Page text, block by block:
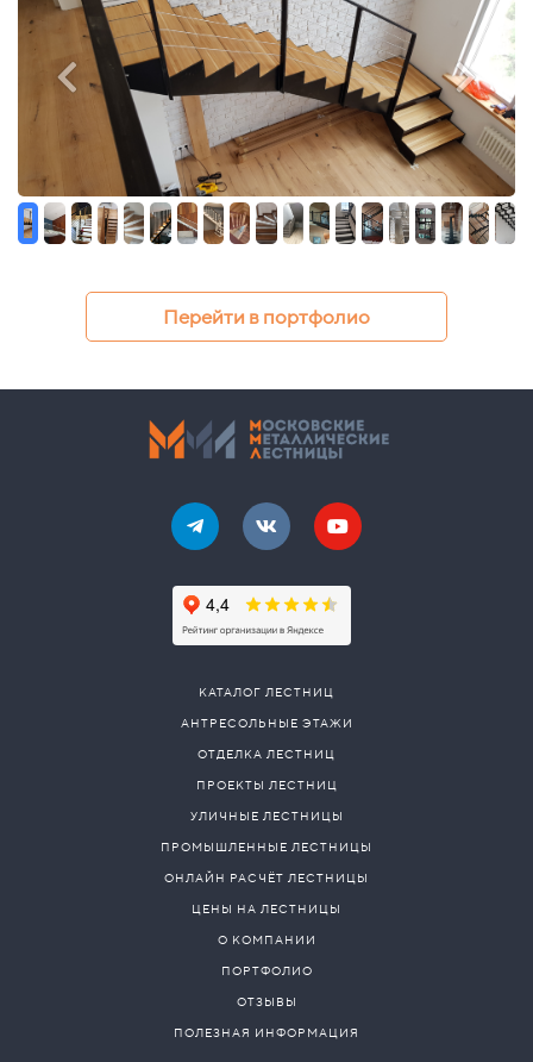
Перейти в портфолио
КАТАЛОГ ЛЕСТНИЦ
АНТРЕСОЛЬНЫЕ ЭТАЖИ
ОТДЕЛКА ЛЕСТНИЦ
ПРОЕКТЫ ЛЕСТНИЦ
УЛИЧНЫЕ ЛЕСТНИЦЫ
ПРОМЫШЛЕННЫЕ ЛЕСТНИЦЫ
ОНЛАЙН РАСЧЁТ ЛЕСТНИЦЫ
ЦЕНЫ НА ЛЕСТНИЦЫ
О КОМПАНИИ
ПОРТФОЛИО
ОТЗЫВЫ
ПОЛЕЗНАЯ ИНФОРМАЦИЯ